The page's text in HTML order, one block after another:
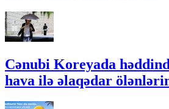
Cənubi Koreyada
hava ilə əlaqədar